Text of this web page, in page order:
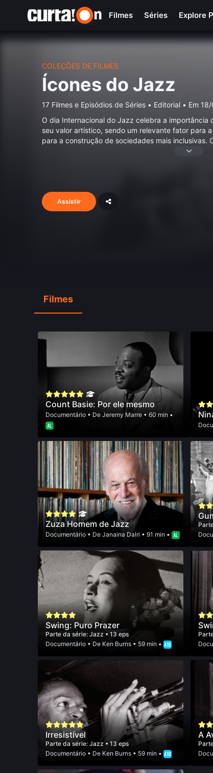
Filmes Séries Explore
COLEÇÕES DE FILMES
Ícones do Jazz
17 Filmes e Episódios de Séries • Editorial • Em
O dia Internacional do Jazz celebra a importância
seu valor artístico, sendo um relevante fator para
para a construção de sociedades mais inclusivas.
Assistir
Filmes
Count Basie: Por ele mesmo
Documentário • DeJeremy Marre • 60 min •
Zuza Homem de Jazz
Documentário • DeJanaina Dalri • 91 min •
Swing: Puro Prazer
Parte da série:Jazz • 13 eps
Documentário • De Ken Burns • 59 min •
Irresistível
Parte da série:Jazz • 13 eps
Documentário • De Ken Burns • 59 min •
A